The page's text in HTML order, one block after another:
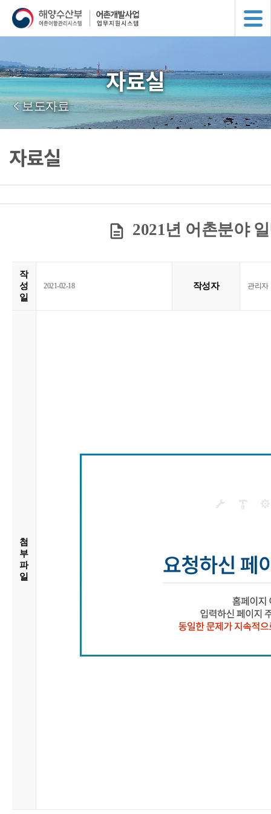
보도자료
자료실
자료실
2021년 어촌분야
작
성
일
2021-02-18 작성자 관리자
첨
부
파
일